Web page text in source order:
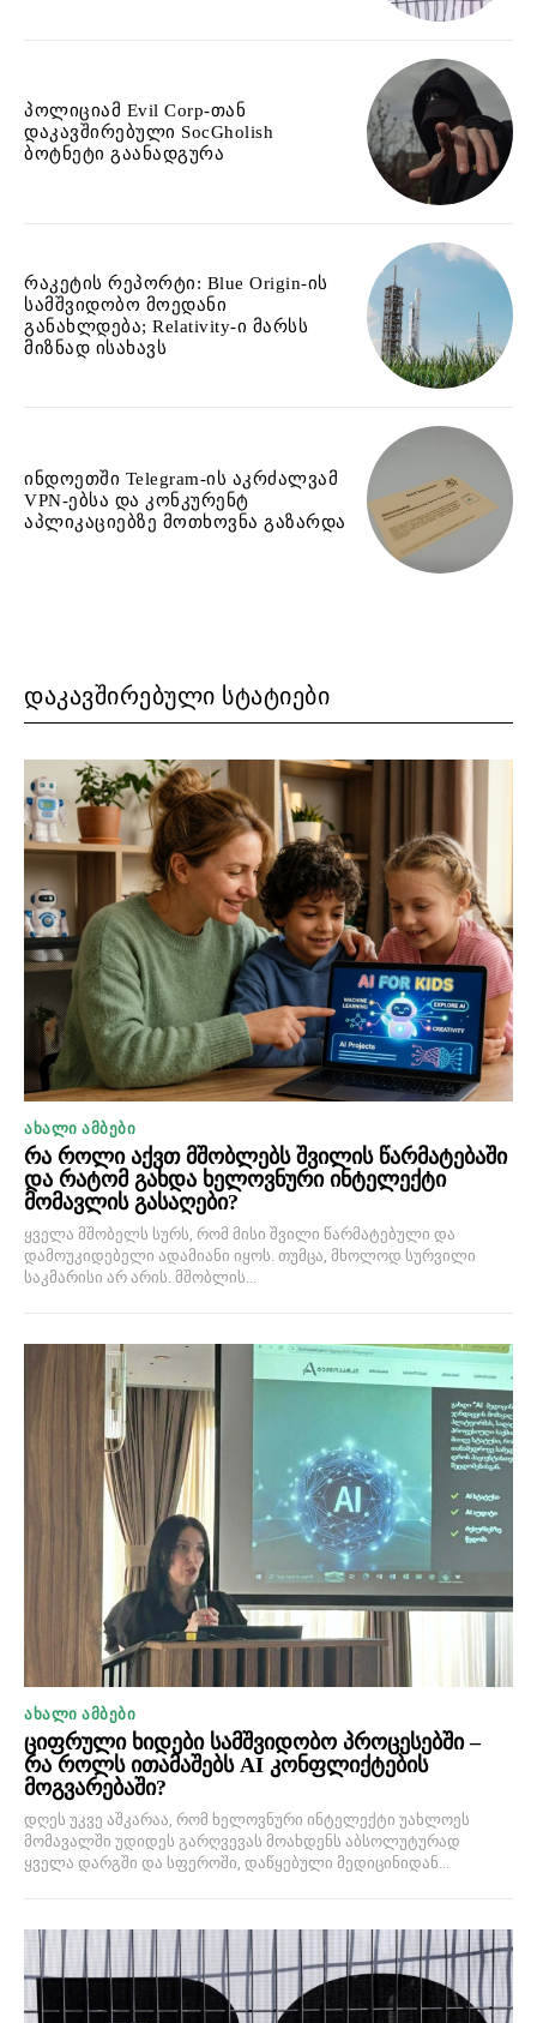
პოლიციამ Evil Corp-თან
დაკავშირებული SocGholish
ბოტნეტი გაანადგურა
რაკეტის რეპორტი: Blue Origin-ის
სამშვიდობო მოედანი
განახლდება; Relativity-ი მარსს
მიზნად ისახავს
ინდოეთში Telegram-ის აკრძალვამ
VPN-ებსა და კონკურენტ
აპლიკაციებზე მოთხოვნა გაზარდა
ᲓᲐᲙᲐᲕᲨᲘᲠᲔᲑᲣᲚᲘ ᲡᲢᲐᲢᲘᲔᲑᲘ
ᲐᲮᲐᲚᲘ ᲐᲛᲑᲔᲑᲘ
რა როლი აქვთ მშობლებს შვილის წარმატებაში
და რატომ გახდა ხელოვნური ინტელექტი
მომავლის გასაღები?
ყველა მშობელს სურს, რომ მისი შვილი წარმატებული და
დამოუკიდებელი ადამიანი იყოს. თუმცა, მხოლოდ სურვილი
საკმარისი არ არის. მშობლის...
ᲐᲮᲐᲚᲘ ᲐᲛᲑᲔᲑᲘ
ციფრული ხიდები სამშვიდობო პროცესებში –
რა როლს ითამაშებს AI კონფლიქტების
მოგვარებაში?
დღეს უკვე აშკარაა, რომ ხელოვნური ინტელექტი უახლოეს
მომავალში უდიდეს გარღვევას მოახდენს აბსოლუტურად
ყველა დარგში და სფეროში, დაწყებული მედიცინიდან...